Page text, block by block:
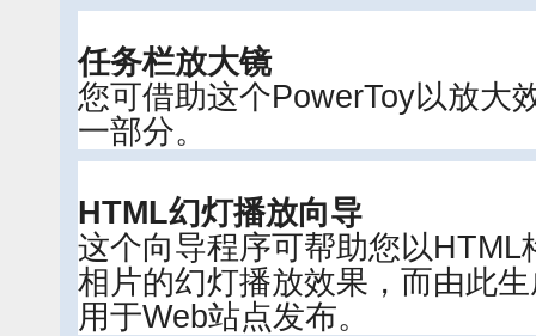
任务栏放大镜
您可借助这个PowerToy以放大
一部分。
HTML幻灯播放向导
这个向导程序可帮助您以HTML
相片的幻灯播放效果，而由此
用于Web站点发布。